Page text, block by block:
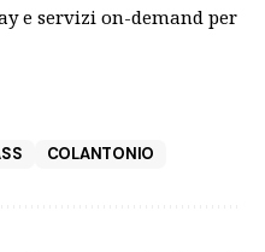
e servizi on-demand per
COLANTONIO